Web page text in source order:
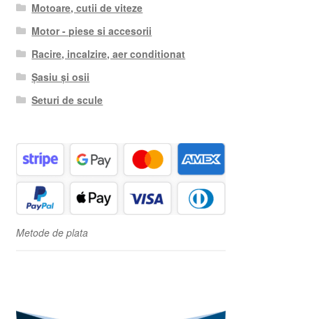
Motoare, cutii de viteze
Motor - piese si accesorii
Racire, incalzire, aer conditionat
Șasiu și osii
Seturi de scule
Metode de plata